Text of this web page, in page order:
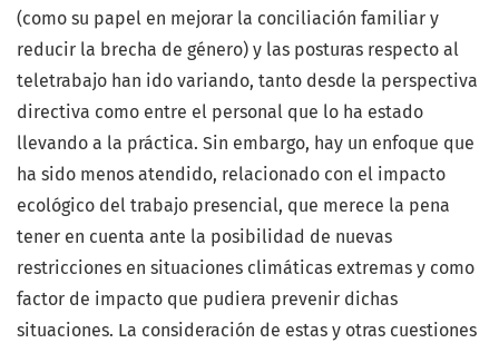
(como su papel en mejorar la conciliación familiar y
reducir la brecha de género) y las posturas respecto al
teletrabajo han ido variando, tanto desde la perspectiva
directiva como entre el personal que lo ha estado
llevando a la práctica. Sin embargo, hay un enfoque que
ha sido menos atendido, relacionado con el impacto
ecológico del trabajo presencial, que merece la pena
tener en cuenta ante la posibilidad de nuevas
restricciones en situaciones climáticas extremas y como
factor de impacto que pudiera prevenir dichas
situaciones. La consideración de estas y otras cuestiones